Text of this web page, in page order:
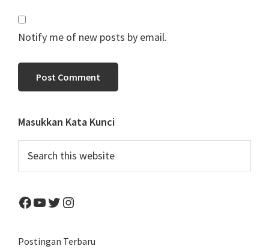
Notify me of new posts by email.
Primary
Sidebar
Masukkan Kata Kunci
this
Facebook
YouTube
Twitter
Instagram
Postingan Terbaru